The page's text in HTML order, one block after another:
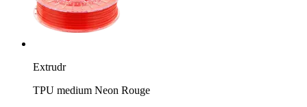
Extrudr
TPU medium Neon Rouge